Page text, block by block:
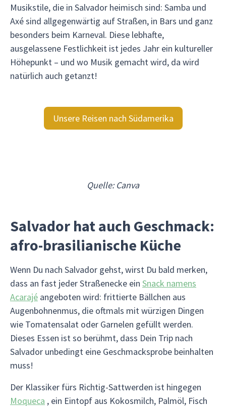
Musikstile, die in Salvador heimisch sind: Samba und
Axé sind allgegenwärtig auf Straßen, in Bars und ganz
besonders beim Karneval. Diese lebhafte,
ausgelassene Festlichkeit ist jedes Jahr ein kultureller
Höhepunkt – und wo Musik gemacht wird, da wird
natürlich auch getanzt!
Unsere Reisen nach Südamerika
Quelle: Canva
Salvador hat auch Geschmack:
afro-brasilianische Küche
Wenn Du nach Salvador gehst, wirst Du bald merken,
dass an fast jeder Straßenecke ein Snack namens
Acarajé angeboten wird: frittierte Bällchen aus
Augenbohnenmus, die oftmals mit würzigen Dingen
wie Tomatensalat oder Garnelen gefüllt werden.
Dieses Essen ist so berühmt, dass Dein Trip nach
Salvador unbedingt eine Geschmacksprobe beinhalten
muss!
Der Klassiker fürs Richtig-Sattwerden ist hingegen
Moqueca , ein Eintopf aus Kokosmilch, Palmöl, Fisch